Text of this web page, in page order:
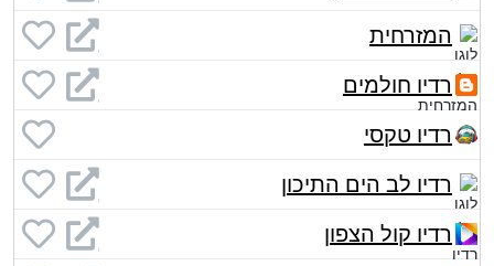
המזרחית
רדיו חולמים
רדיו טקסי
רדיו לב הים התיכון
רדיו קול הצפון